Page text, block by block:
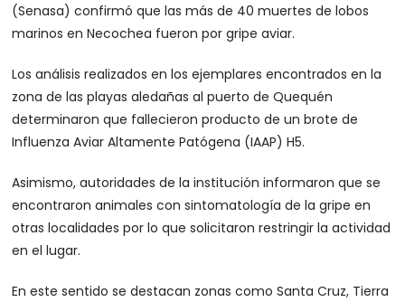
(Senasa) confirmó que las más de 40 muertes de lobos
marinos en Necochea fueron por gripe aviar.
Los análisis realizados en los ejemplares encontrados en la
zona de las playas aledañas al puerto de Quequén
determinaron que fallecieron producto de un brote de
Influenza Aviar Altamente Patógena (IAAP) H5.
Asimismo, autoridades de la institución informaron que se
encontraron animales con sintomatología de la gripe en
otras localidades por lo que solicitaron restringir la actividad
en el lugar.
En este sentido se destacan zonas como Santa Cruz, Tierra